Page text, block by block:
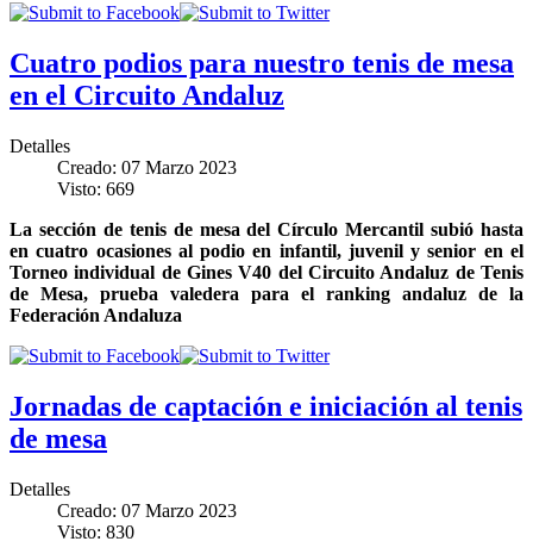
Cuatro podios para nuestro tenis de mesa
en el Circuito Andaluz
Detalles
Creado: 07 Marzo 2023
Visto: 669
La sección de tenis de mesa del Círculo Mercantil subió hasta
en cuatro ocasiones al podio en infantil, juvenil y senior en el
Torneo individual de Gines V40 del Circuito Andaluz de Tenis
de Mesa, prueba valedera para el ranking andaluz de la
Federación Andaluza
Jornadas de captación e iniciación al tenis
de mesa
Detalles
Creado: 07 Marzo 2023
Visto: 830